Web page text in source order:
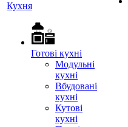
Кухня
Готові кухні
Модульні
кухні
Вбудовані
кухні
Кутові
кухні